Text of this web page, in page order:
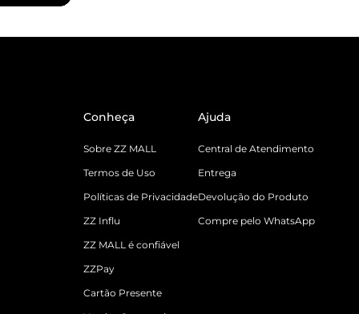
Conheça
Sobre ZZ MALL
Termos de Uso
Políticas de Privacidade
ZZ Influ
ZZ MALL é confiável
ZZPay
Cartão Presente
Ajuda
Central de Atendimento
Entrega
Devolução do Produto
Compre pelo WhatsApp